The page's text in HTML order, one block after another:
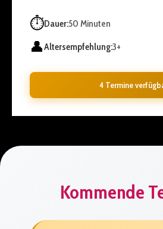
⏱️Dauer:50 Minuten
👤Altersempfehlung:3+
4 Termine
Kommende